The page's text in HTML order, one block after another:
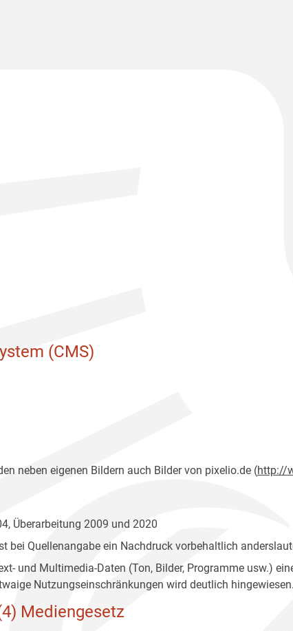
(CMS)
neben eigenen Bildern auch Bilder von pixelio.de (http://
Überarbeitung 2009 und 2020
bei Quellenangabe ein Nachdruck vorbehaltlich
und Multimedia-Daten (Ton, Bilder, Programme usw.)
Nutzungseinschränkungen wird deutlich hingewiesen.
Mediengesetz